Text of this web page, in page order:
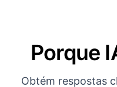
Porque
Obtém respostas